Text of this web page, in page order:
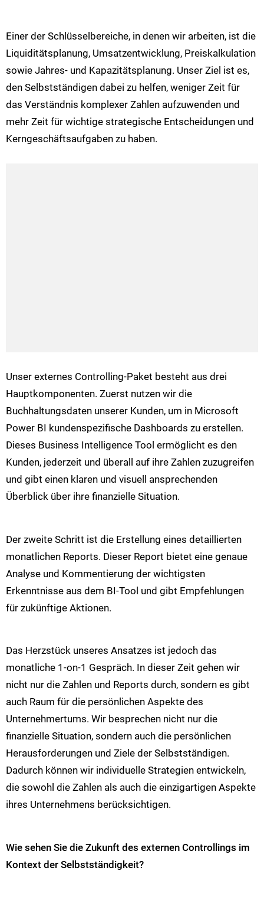
Einer der Schlüsselbereiche, in denen wir arbeiten, ist die
Liquiditätsplanung, Umsatzentwicklung, Preiskalkulation
sowie Jahres- und Kapazitätsplanung. Unser Ziel ist es,
den Selbstständigen dabei zu helfen, weniger Zeit für
das Verständnis komplexer Zahlen aufzuwenden und
mehr Zeit für wichtige strategische Entscheidungen und
Kerngeschäftsaufgaben zu haben​​​​.
Unser externes Controlling-Paket besteht aus drei
Hauptkomponenten. Zuerst nutzen wir die
Buchhaltungsdaten unserer Kunden, um in Microsoft
Power BI kundenspezifische Dashboards zu erstellen.
Dieses Business Intelligence Tool ermöglicht es den
Kunden, jederzeit und überall auf ihre Zahlen zuzugreifen
und gibt einen klaren und visuell ansprechenden
Überblick über ihre finanzielle Situation​​.
Der zweite Schritt ist die Erstellung eines detaillierten
monatlichen Reports. Dieser Report bietet eine genaue
Analyse und Kommentierung der wichtigsten
Erkenntnisse aus dem BI-Tool und gibt Empfehlungen
für zukünftige Aktionen​​.
Das Herzstück unseres Ansatzes ist jedoch das
monatliche 1-on-1 Gespräch. In dieser Zeit gehen wir
nicht nur die Zahlen und Reports durch, sondern es gibt
auch Raum für die persönlichen Aspekte des
Unternehmertums. Wir besprechen nicht nur die
finanzielle Situation, sondern auch die persönlichen
Herausforderungen und Ziele der Selbstständigen.
Dadurch können wir individuelle Strategien entwickeln,
die sowohl die Zahlen als auch die einzigartigen Aspekte
ihres Unternehmens berücksichtigen​​.
Wie sehen Sie die Zukunft des externen Controllings im
Kontext der Selbstständigkeit?